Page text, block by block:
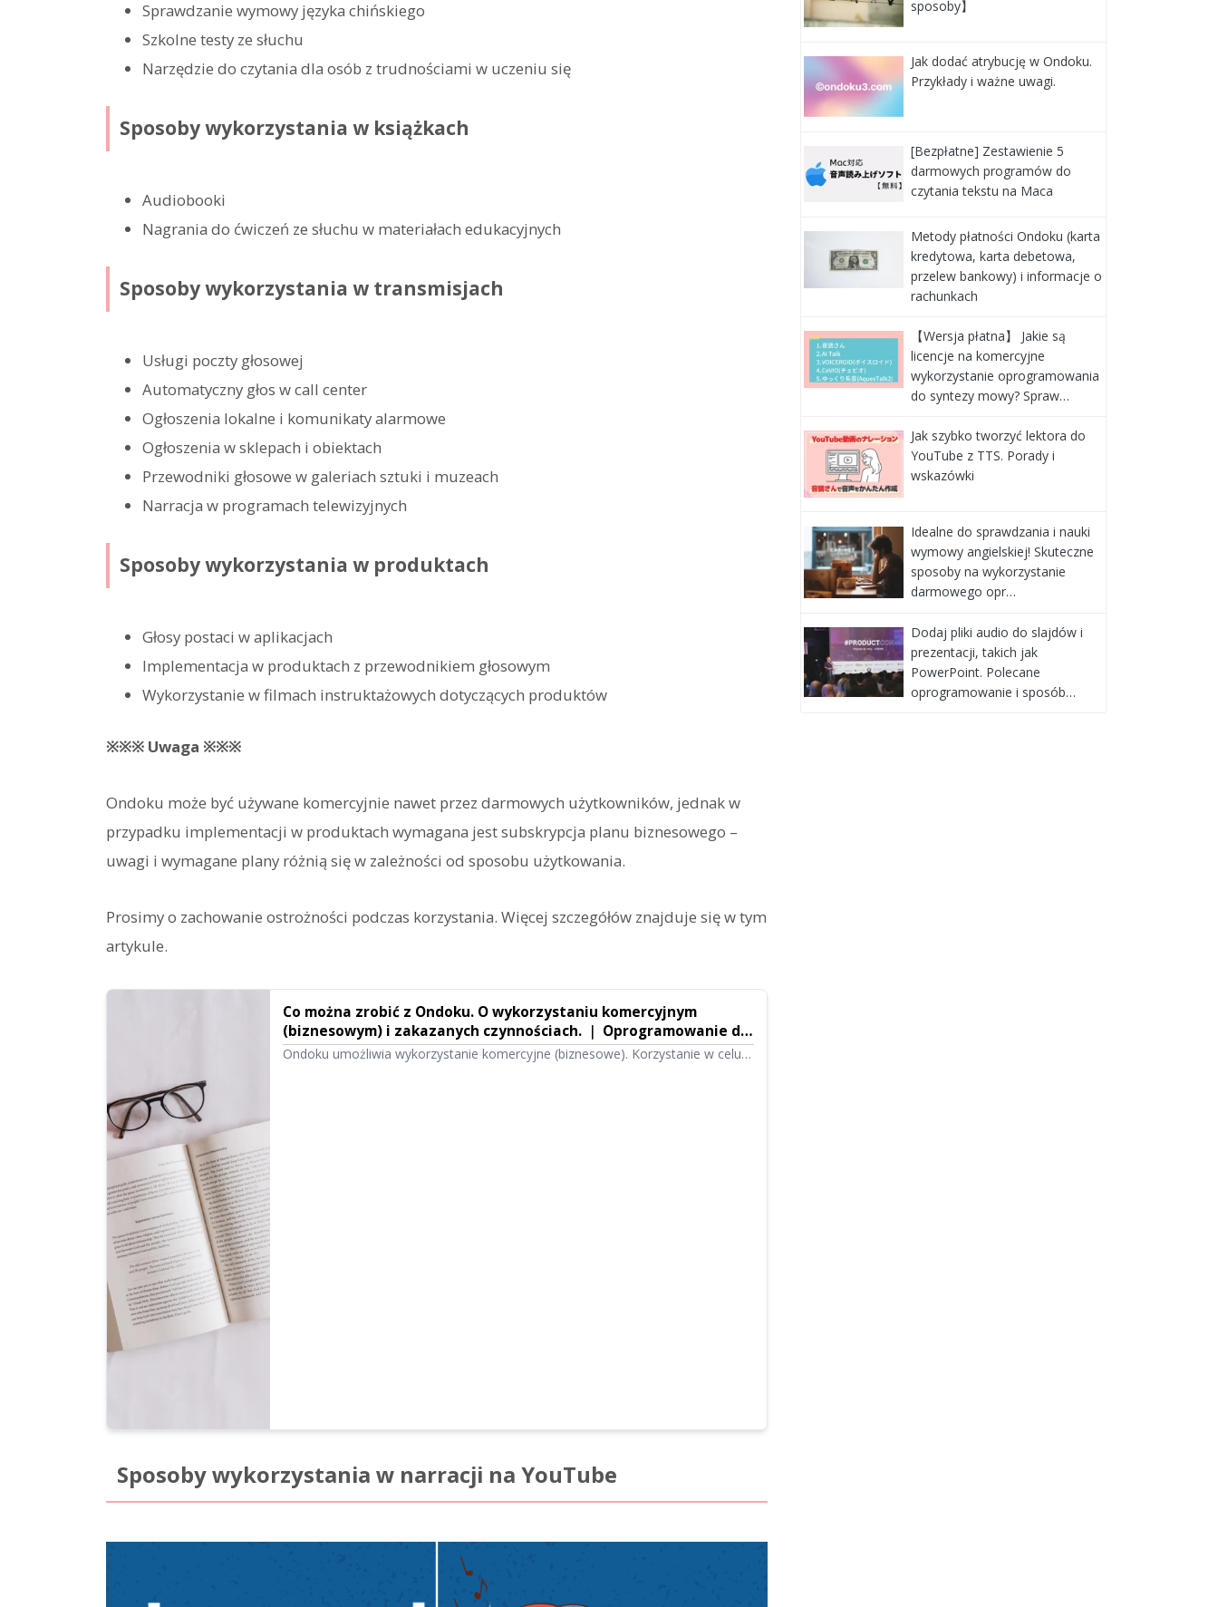
Sprawdzanie wymowy języka chińskiego
Szkolne testy ze słuchu
Narzędzie do czytania dla osób z trudnościami w uczeniu się
Sposoby wykorzystania w książkach
Audiobooki
Nagrania do ćwiczeń ze słuchu w materiałach edukacyjnych
Sposoby wykorzystania w transmisjach
Usługi poczty głosowej
Automatyczny głos w call center
Ogłoszenia lokalne i komunikaty alarmowe
Ogłoszenia w sklepach i obiektach
Przewodniki głosowe w galeriach sztuki i muzeach
Narracja w programach telewizyjnych
Sposoby wykorzystania w produktach
Głosy postaci w aplikacjach
Implementacja w produktach z przewodnikiem głosowym
Wykorzystanie w filmach instruktażowych dotyczących produktów
※※※ Uwaga ※※※
Ondoku może być używane komercyjnie nawet przez darmowych użytkowników, jednak w
przypadku implementacji w produktach wymagana jest subskrypcja planu biznesowego –
uwagi i wymagane plany różnią się w zależności od sposobu użytkowania.
Prosimy o zachowanie ostrożności podczas korzystania. Więcej szczegółów znajduje się w tym
artykule.
Co można zrobić z Ondoku. O wykorzystaniu komercyjnym
(biznesowym) i zakazanych czynnościach. ｜ Oprogramowanie do
czytania tekstu Ondoku
Ondoku umożliwia wykorzystanie komercyjne (biznesowe). Korzystanie w celu
Sposoby wykorzystania w narracji na YouTube
sposoby】
Jak dodać atrybucję w Ondoku.
Przykłady i ważne uwagi.
[Bezpłatne] Zestawienie 5
darmowych programów do
czytania tekstu na Maca
Metody płatności Ondoku (karta
kredytowa, karta debetowa,
przelew bankowy) i informacje o
rachunkach
【Wersja płatna】 Jakie są
licencje na komercyjne
wykorzystanie oprogramowania
do syntezy mowy? Spraw…
Jak szybko tworzyć lektora do
YouTube z TTS. Porady i
wskazówki
Idealne do sprawdzania i nauki
wymowy angielskiej! Skuteczne
sposoby na wykorzystanie
darmowego opr…
Dodaj pliki audio do slajdów i
prezentacji, takich jak
PowerPoint. Polecane
oprogramowanie i sposób…